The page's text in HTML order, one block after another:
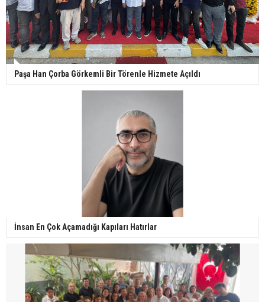
Paşa Han Çorba Görkemli Bir Törenle Hizmete Açıldı
İnsan En Çok Açamadığı Kapıları Hatırlar